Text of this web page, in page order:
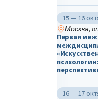
15 — 16
Москва,
Первая
16 — 17